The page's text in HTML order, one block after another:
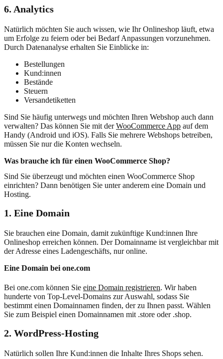
6. Analytics
Natürlich möchten Sie auch wissen, wie Ihr Onlineshop läuft, etwa
um Erfolge zu feiern oder bei Bedarf Anpassungen vorzunehmen.
Durch Datenanalyse erhalten Sie Einblicke in:
Bestellungen
Kund:innen
Bestände
Steuern
Versandetiketten
Sind Sie häufig unterwegs und möchten Ihren Webshop auch dann
verwalten? Das können Sie mit derWooCommerce App auf dem
Handy (Android und iOS). Falls Sie mehrere Webshops betreiben,
müssen Sie nur die Konten wechseln.
Was brauche ich für einen WooCommerce Shop?
Sind Sie überzeugt und möchten einen WooCommerce Shop
einrichten? Dann benötigen Sie unter anderem eine Domain und
Hosting.
1. Eine Domain
Sie brauchen eine Domain, damit zukünftige Kund:innen Ihre
Onlineshop erreichen können. Der Domainname ist vergleichbar mit
der Adresse eines Ladengeschäfts, nur online.
Eine Domain bei one.com
Bei one.com können Sie eine Domain registrieren. Wir haben
hunderte von Top-Level-Domains zur Auswahl, sodass Sie
bestimmt einen Domainnamen finden, der zu Ihnen passt. Wählen
Sie zum Beispiel einen Domainnamen mit .store oder .shop.
2. WordPress-Hosting
Natürlich sollen Ihre Kund:innen die Inhalte Ihres Shops sehen.